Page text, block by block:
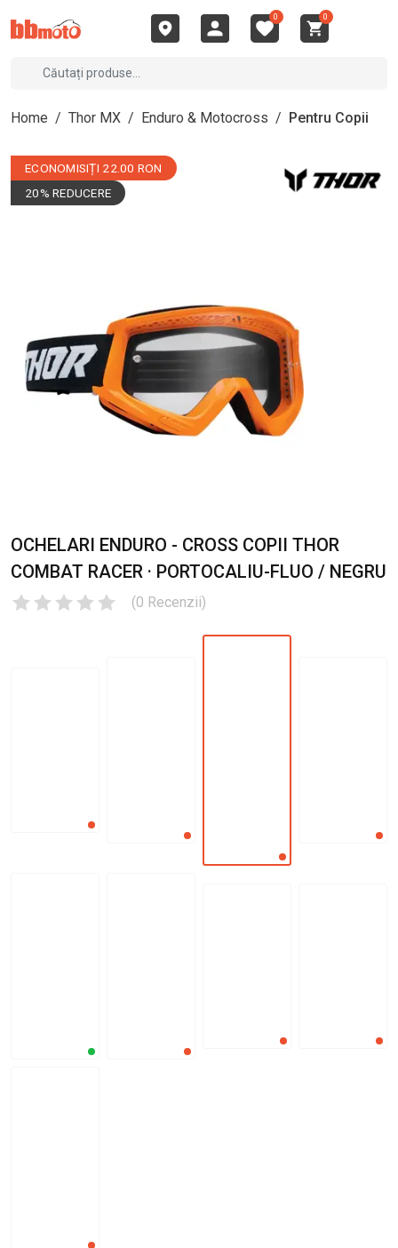
0 0
Home / Thor MX / Enduro & Motocross / Pentru Copii
ECONOMISIȚI 22.00 RON
20% REDUCERE
OCHELARI ENDURO - CROSS COPII THOR
COMBAT RACER · PORTOCALIU-FLUO / NEGRU
(0 Recenzii)